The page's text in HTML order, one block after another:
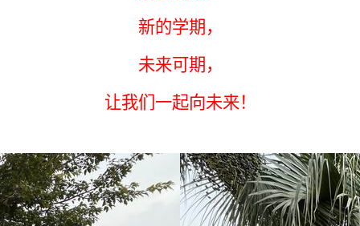
新的学期，
未来可期 ，
让我们 一起向未来！